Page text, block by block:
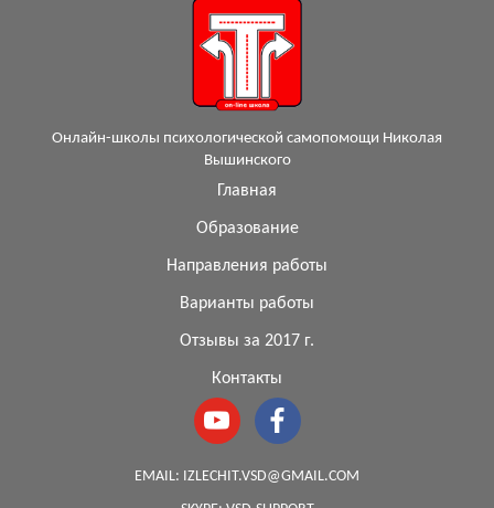
Онлайн-школы психологической самопомощи Николая
Вышинского
Главная
Образование
Направления работы
Варианты работы
Отзывы за 2017 г.
Контакты
EMAIL: IZLECHIT.VSD@GMAIL.COM